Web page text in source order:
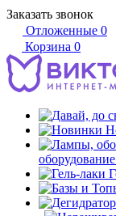
Заказать звонок
Отложенные 0
Корзина 0